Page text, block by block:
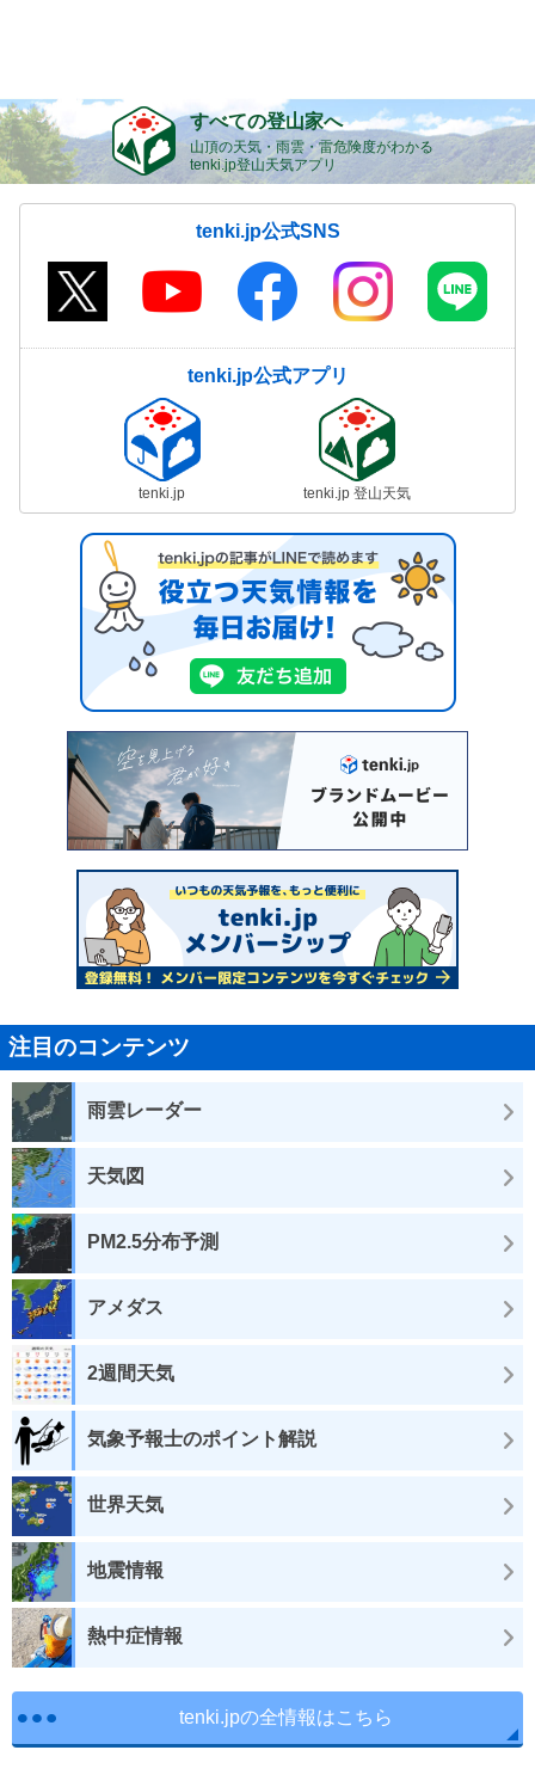
すべての登山家へ
山頂の天気・雨雲・雷危険度がわかる
tenki.jp登山天気アプリ
tenki.jp公式SNS
tenki.jp公式アプリ
tenki.jp tenki.jp 登山天気
注目のコンテンツ
雨雲レーダー
天気図
PM2.5分布予測
アメダス
2週間天気
気象予報士のポイント解説
世界天気
地震情報
熱中症情報
tenki.jpの全情報はこちら